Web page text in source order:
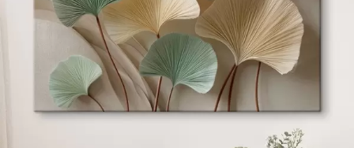
Prémium
Ft
Élénk, gazdag színek
Fakulásálló
✓Biztonságos, szagtalan tinta